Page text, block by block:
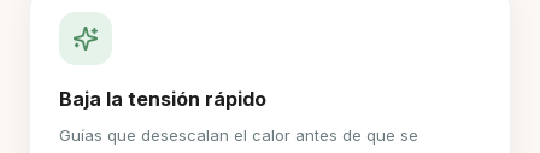
Baja la tensión rápido
Guías que desescalan el calor antes de que se